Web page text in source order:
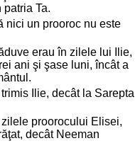
Ta.
nici un prooroc nu este
erau în zilele lui Ilie,
ani şi şase luni, încât a
Ilie, decât la Sarepta
proorocului Elisei,
decât Neeman